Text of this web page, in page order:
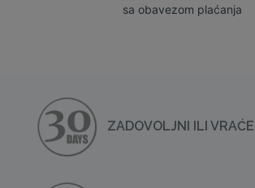
sa obavezom plaćanja
ZADOVOLJNI ILI